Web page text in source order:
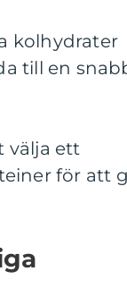
kolhydrater
till en
välja ett
för att